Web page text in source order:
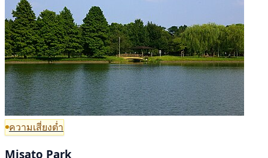
ความเสี่ยงต่ำ
Misato Park